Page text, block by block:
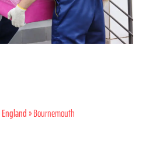
England» Bournemouth